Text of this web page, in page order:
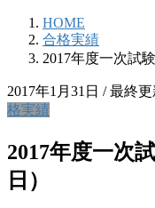
HOME
合格実績
2017年度一次試
2017年1月31日 / 最終
格実績
2017年度一次
日）